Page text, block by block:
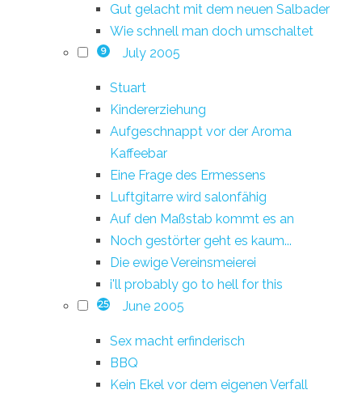
Gut gelacht mit dem neuen Salbader
Wie schnell man doch umschaltet
9 July 2005
Stuart
Kindererziehung
Aufgeschnappt vor der Aroma
Kaffeebar
Eine Frage des Ermessens
Luftgitarre wird salonfähig
Auf den Maßstab kommt es an
Noch gestörter geht es kaum...
Die ewige Vereinsmeierei
i'll probably go to hell for this
25 June 2005
Sex macht erfinderisch
BBQ
Kein Ekel vor dem eigenen Verfall